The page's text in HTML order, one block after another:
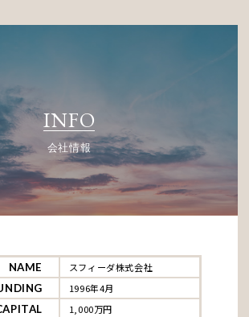
INFO
会社情報
NAME
スフィーダ株式会社
1996年4月
1,000万円